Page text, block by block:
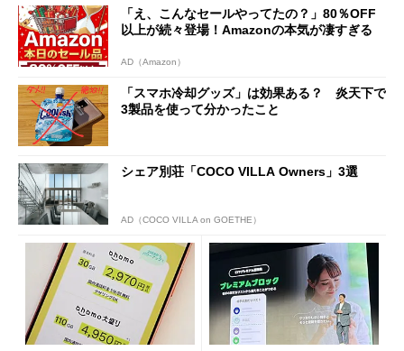
「え、こんなセールやってたの？」80％OFF
以上が続々登場！Amazonの本気が凄すぎる
AD（Amazon）
「スマホ冷却グッズ」は効果ある？ 炎天下で
3製品を使って分かったこと
シェア別荘「COCO VILLA Owners」3選
AD（COCO VILLA on GOETHE）